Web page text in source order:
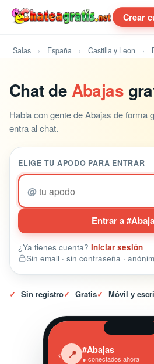
Crear
Salas España Castilla y Leon
Chat de Abajas
Habla con gente de Abajas de forma
entra al chat.
ELIGE TU APODO PARA ENTRAR
@
Entrar a
¿Ya tienes cuenta? Iniciar sesión
Sin email · sin contraseña ·
✓ Sin registro✓ Gratis✓ Móvil y
‹ 📍 #Abajas
● conectados ahora